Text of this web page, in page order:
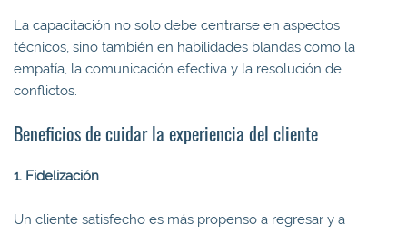
La capacitación no solo debe centrarse en aspectos
técnicos, sino también en habilidades blandas como la
empatía, la comunicación efectiva y la resolución de
conflictos.
Beneficios de cuidar la experiencia del cliente
1. Fidelización
Un cliente satisfecho es más propenso a regresar y a